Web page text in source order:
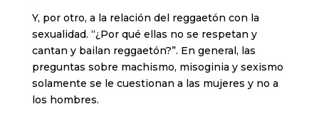
Y, por otro, a la relación del reggaetón con la
sexualidad. “¿Por qué ellas no se respetan y
cantan y bailan reggaetón?”. En general, las
preguntas sobre machismo, misoginia y sexismo
solamente se le cuestionan a las mujeres y no a
los hombres.